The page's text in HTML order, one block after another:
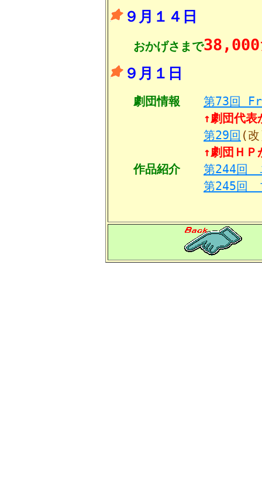
９月１４日
おかげさまで38,000
９月１日
劇団情報 第73回
↑劇団代表
第29回 (
↑劇団ＨＰ
作品紹介 第244回
第245回